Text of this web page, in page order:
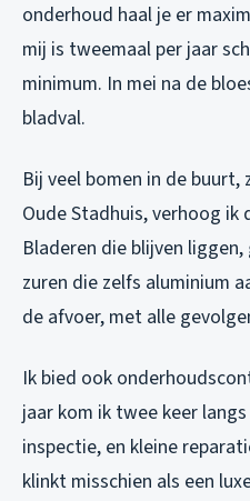
onderhoud haal je er
mij is tweemaal per jaar
minimum. In mei na de
bladval.
Bij veel bomen in de
Oude Stadhuis, verhoog ik
Bladeren die blijven
zuren die zelfs aluminium
de afvoer, met alle
Ik bied ook
jaar kom ik twee keer
inspectie, en kleine
klinkt misschien als een